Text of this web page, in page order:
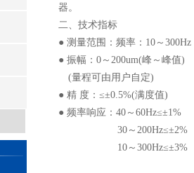
器。
二、技术指标
● 测量范围：频率：10～300Hz
● 振幅：0～200um(峰～峰值)
(量程可由用户自定)
● 精 度：≤±0.5%(满度值)
● 频率响应：40～60Hz≤±1%
30～200Hz≤±2%
10～300Hz≤±3%